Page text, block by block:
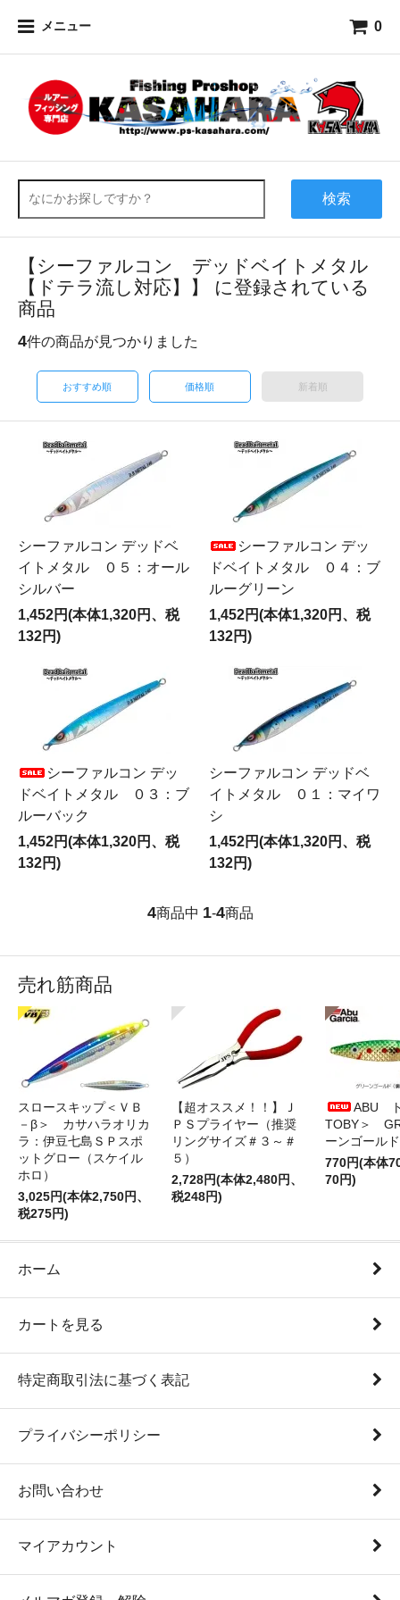
メニュー 0
検索
【シーファルコン デッドベイトメタル
【ドテラ流し対応】】 に登録されている
商品
4件の商品が見つかりました
おすすめ順 価格順 新着順
シーファルコン デッドベ
イトメタル ０５：オール
シルバー
1,452円(本体1,320円、税
132円)
シーファルコン デッ
ドベイトメタル ０４：ブ
ルーグリーン
1,452円(本体1,320円、税
132円)
シーファルコン デッ
ドベイトメタル ０３：ブ
ルーバック
1,452円(本体1,320円、税
132円)
シーファルコン デッドベ
イトメタル ０１：マイワ
シ
1,452円(本体1,320円、税
132円)
4商品中 1-4商品
売れ筋商品
スロースキップ＜ＶＢ
－β＞ カサハラオリカ
ラ：伊豆七島ＳＰスポ
ットグロー（スケイル
ホロ）
3,025円(本体2,750円、
税275円)
【超オススメ！！】Ｊ
ＰＳプライヤー（推奨
リングサイズ＃３～＃
５）
2,728円(本体2,480円、
税248円)
ABU
TOBY＞
ーンゴールド
770円(本体
70円)
ホーム
カートを見る
特定商取引法に基づく表記
プライバシーポリシー
お問い合わせ
マイアカウント